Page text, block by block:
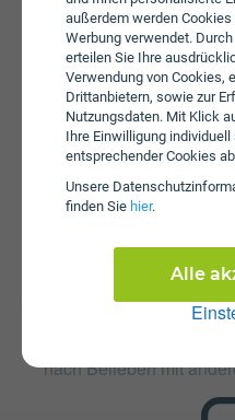
außerdem werden
Werbung verwendet.
erteilen Sie Ihre
Verwendung von Cookies,
Drittanbietern, sowie zur
Nutzungsdaten. Mit Klick
Ihre Einwilligung
entsprechender Cookies
Unsere
finden Sie hier.
Alle
Drei hinzugenommen
auf das Internet zu haben.
Aktivierungsgebühr in
Star L ist mit
Mehr über kombinierbare
nach Belieben mit